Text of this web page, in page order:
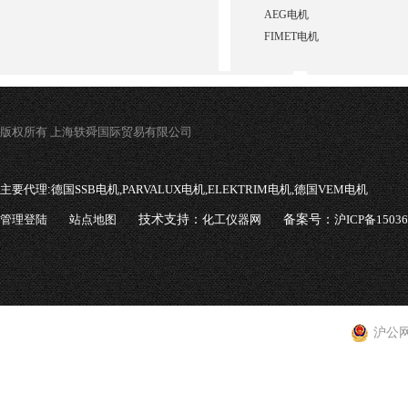
AEG电机
FIMET电机
版权所有 上海轶舜国际贸易有限公司
主要代理:德国SSB电机,PARVALUX电机,ELEKTRIM电机,德国VEM电机
管理登陆 站点地图 技术支持：化工仪器网 备案号：沪ICP备
沪公